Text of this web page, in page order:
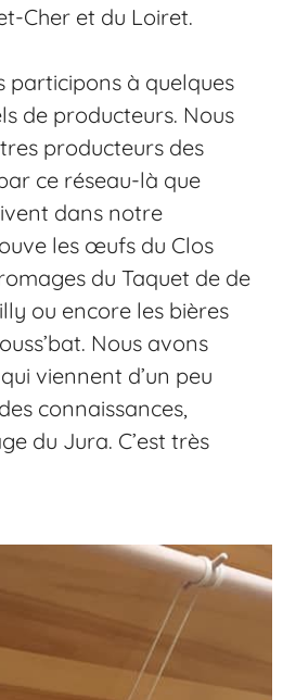
Cher et du Loiret.
participons à quelques
de producteurs. Nous
producteurs des
ce réseau-là que
dans notre
les œufs du Clos
du Taquet de de
ou encore les bières
. Nous avons
viennent d’un peu
connaissances,
du Jura. C’est très